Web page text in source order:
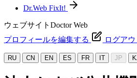
Dr.Web FixIt!
ウェブサイトDoctor Web
プロフィールを編集する
ログアウ
RU CN EN ES FR IT JP